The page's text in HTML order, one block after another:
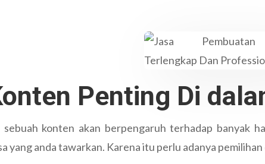
Penting Di
sebuah konten akan berpengaruh terhadap banyak
yang anda tawarkan. Karena itu perlu adanya